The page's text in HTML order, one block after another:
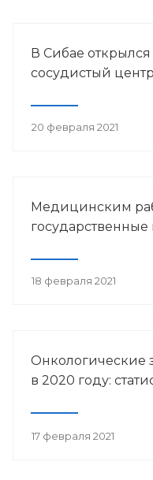
В Сибае
сосудистый центр
20 февраля 2021
Медицинским
государственные
18 февраля 2021
Онкологические
в 2020 году:
17 февраля 2021